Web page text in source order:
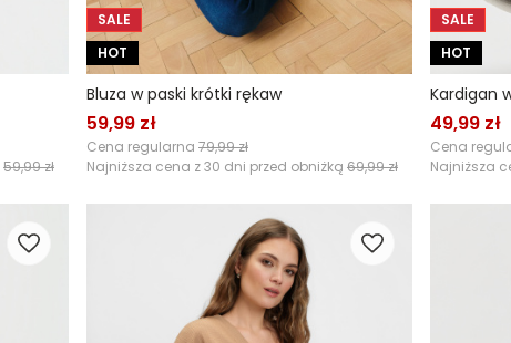
59,99 zł
SALE
HOT
Bluza w paski krótki rękaw
59,99 zł
Cena regularna 79,99 zł
Najniższa cena z 30 dni przed obniżką 69,99 zł
SALE
HOT
Kardigan
49,99 zł
Cena
Najniższa